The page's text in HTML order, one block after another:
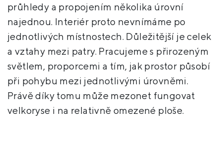
průhledy a propojením několika úrovní
najednou. Interiér proto nevnímáme po
jednotlivých místnostech. Důležitější je celek
a vztahy mezi patry. Pracujeme s přirozeným
světlem, proporcemi a tím, jak prostor působí
při pohybu mezi jednotlivými úrovněmi.
Právě díky tomu může mezonet fungovat
velkoryse i na relativně omezené ploše.